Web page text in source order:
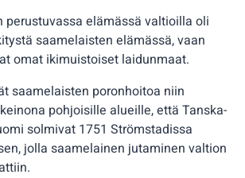
perustuvassa elämässä valtioilla oli
saamelaisten elämässä, vaan
omat ikimuistoiset laidunmaat.
saamelaisten poronhoitoa niin
pohjoisille alueille, että Tanska-
solmivat 1751 Strömstadissa
jolla saamelainen jutaminen valtion